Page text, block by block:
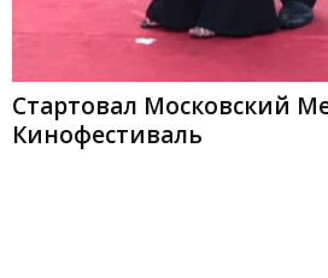
Стартовал Московский
Кинофестиваль